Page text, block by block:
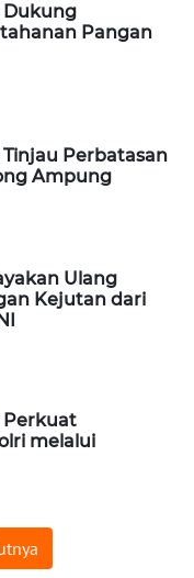
Dukung
Pangan
Perbatasan
Ampung
Ulang
Kejutan dari
Perkuat
melalui